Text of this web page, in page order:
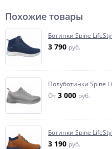
Похожие товары
Ботинки Spine
3 790 руб.
Полуботинки Spine
От 3 000 руб.
Ботинки Spine
3 190 руб.